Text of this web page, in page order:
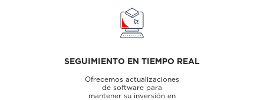
SEGUIMIENTO EN TIEMPO REAL
Ofrecemos actualizaciones
de software para
mantener su inversión en